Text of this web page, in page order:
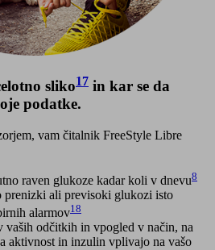
sliko17 in kar se da
podatke.
vam čitalnik FreeStyle Libre
raven glukoze kadar koli v dnevu8
prenizki ali previsoki glukozi isto
alarmov18
vaših odčitkih in vpogled v način, na
aktivnost in inzulin vplivajo na vašo